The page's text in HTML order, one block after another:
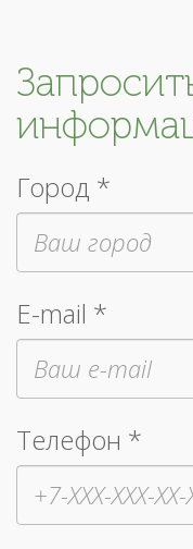
Город *
E-mail *
Телефон *